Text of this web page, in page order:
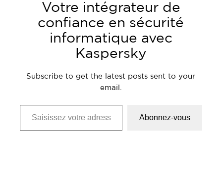
Votre intégrateur de
confiance en sécurité
informatique avec
Kaspersky
Subscribe to get the latest posts sent to your
email.
Saisissez votre adresse e-mail…
Abonnez-vous